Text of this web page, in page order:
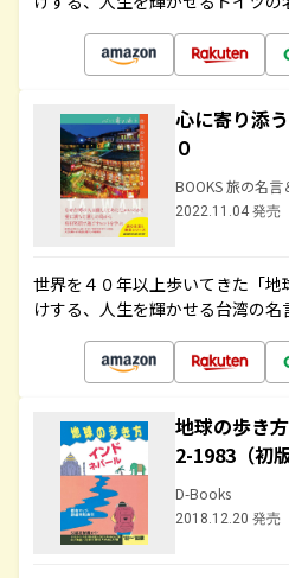
心に寄り添
０
BOOKS 旅の名言
2022.11.04 発売
世界を４０年以上歩いてきた「
けする、人生を輝かせる台湾の
地球の歩き
2-1983（初
D-Books
2018.12.20 発売